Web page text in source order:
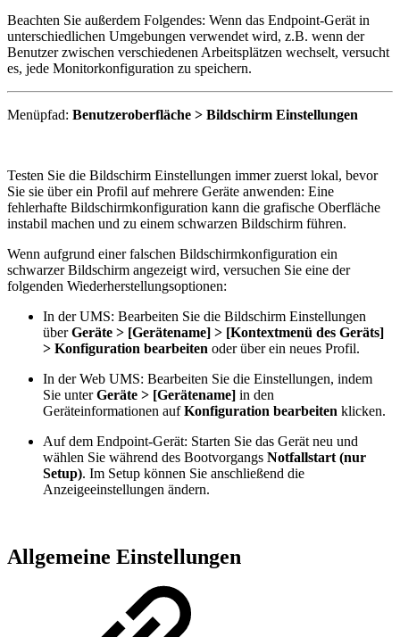
Beachten Sie außerdem Folgendes: Wenn das Endpoint-Gerät in
unterschiedlichen Umgebungen verwendet wird, z.B. wenn der
Benutzer zwischen verschiedenen Arbeitsplätzen wechselt, versucht
es, jede Monitor­konfiguration zu speichern.
Menüpfad: Benutzeroberfläche > Bildschirm Einstellungen
Testen Sie die Bildschirm Einstellungen immer zuerst lokal, bevor
Sie sie über ein Profil auf mehrere Geräte anwenden: Eine
fehlerhafte Bildschirm­konfiguration kann die grafische Oberfläche
instabil machen und zu einem schwarzen Bildschirm führen.
Wenn aufgrund einer falschen Bildschirm­konfiguration ein
schwarzer Bildschirm angezeigt wird, versuchen Sie eine der
folgenden Wiederherstellungsoptionen:
In der UMS: Bearbeiten Sie die Bildschirm Einstellungen
überGeräte > [Gerätename] > [Kontextmenü des Geräts]
> Konfiguration bearbeiten oder über ein neues Profil.
In der Web UMS: Bearbeiten Sie die Einstellungen, indem
Sie unterGeräte > [Gerätename] in den
Geräteinformationen aufKonfiguration bearbeiten klicken.
Auf dem Endpoint-Gerät: Starten Sie das Gerät neu und
wählen Sie während des Bootvorgangs Notfallstart (nur
Setup). Im Setup können Sie anschließend die
Anzeigeeinstellungen ändern.
Allgemeine Einstellungen